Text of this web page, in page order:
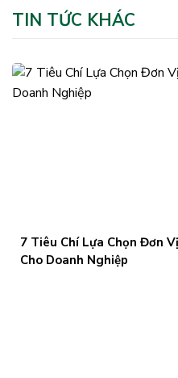
TIN TỨC KHÁC
7 Tiêu Chí Lựa Chọn Đơn
Cho Doanh Nghiệp